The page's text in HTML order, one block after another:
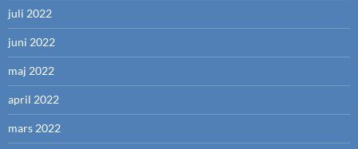
juli 2022
juni 2022
maj 2022
april 2022
mars 2022